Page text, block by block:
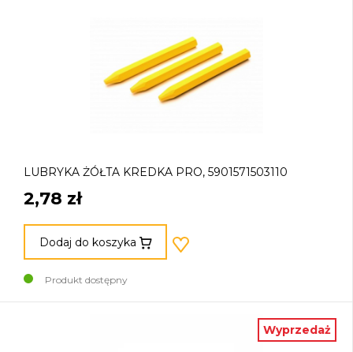
LUBRYKA ŻÓŁTA KREDKA PRO, 5901571503110
2,78 zł
Dodaj do koszyka
Produkt dostępny
Wyprzedaż